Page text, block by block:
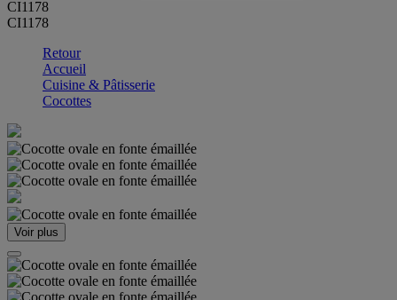
CI1178
CI1178
Retour
Accueil
Cuisine & Pâtisserie
Cocottes
Voir plus